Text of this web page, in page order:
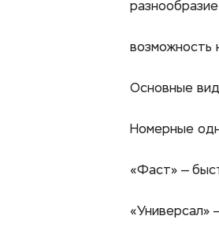
возможность
Основные
Номерные
«Фаст» —
«Универсал»